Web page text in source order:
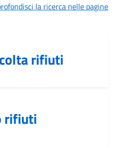
la ricerca nelle pagine
rifiuti
rifiuti